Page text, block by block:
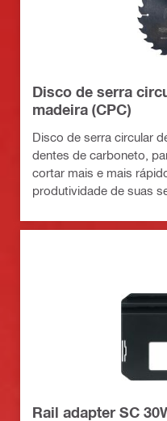
Disco de serra
madeira (CPC)
Disco de serra circular
dentes de carboneto,
cortar mais e mais
produtividade de suas
Rail adapter SC